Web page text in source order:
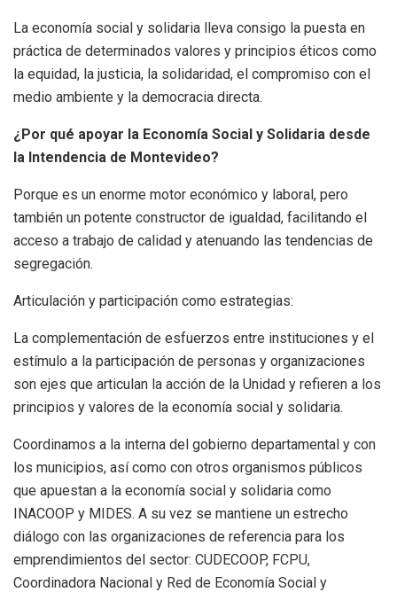
La economía social y solidaria lleva consigo la puesta en
práctica de determinados valores y principios éticos como
la equidad, la justicia, la solidaridad, el compromiso con el
medio ambiente y la democracia directa.
¿Por qué apoyar la Economía Social y Solidaria desde
la Intendencia de Montevideo?
Porque es un enorme motor económico y laboral, pero
también un potente constructor de igualdad, facilitando el
acceso a trabajo de calidad y atenuando las tendencias de
segregación.
Articulación y participación como estrategias:
La complementación de esfuerzos entre instituciones y el
estímulo a la participación de personas y organizaciones
son ejes que articulan la acción de la Unidad y refieren a los
principios y valores de la economía social y solidaria.
Coordinamos a la interna del gobierno departamental y con
los municipios, así como con otros organismos públicos
que apuestan a la economía social y solidaria como
INACOOP y MIDES. A su vez se mantiene un estrecho
diálogo con las organizaciones de referencia para los
emprendimientos del sector: CUDECOOP, FCPU,
Coordinadora Nacional y Red de Economía Social y